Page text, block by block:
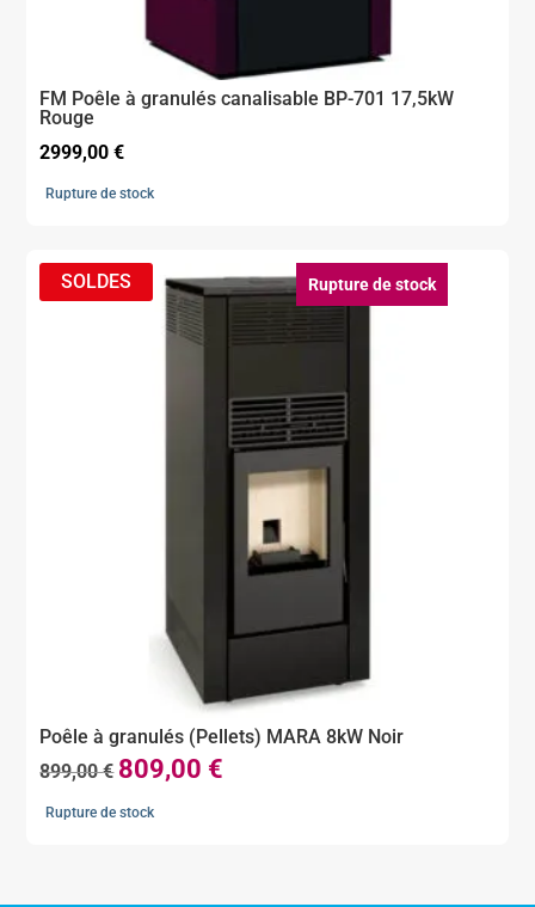
FM Poêle à granulés canalisable BP-701 17,5kW
Rouge
2999,00€
Rupture de stock
Rupture de stock
Poêle à granulés (Pellets) MARA 8kW Noir
899,00€ Le
prix
809,00 €
Rupture de stock